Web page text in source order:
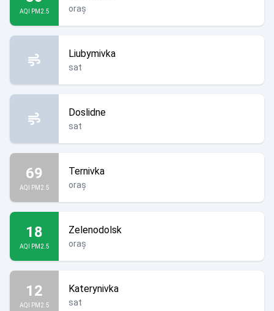
AQI PM2.5 oraș
Liubymivka
sat
Doslidne
sat
69
AQI PM2.5
Ternivka
oraș
18
AQI PM2.5
Zelenodolsk
oraș
12
AQI PM2.5
Katerynivka
sat